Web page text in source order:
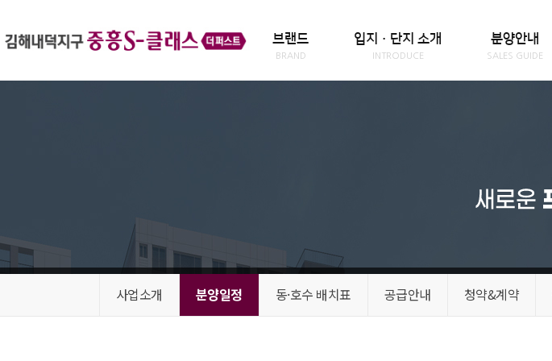
브랜드
BRAND
입지·단지 소개
INTRODUCE
분양안내
SALES GUIDE
사업소개 분양일정 동·호수 배치표 공급안내 청약&계약